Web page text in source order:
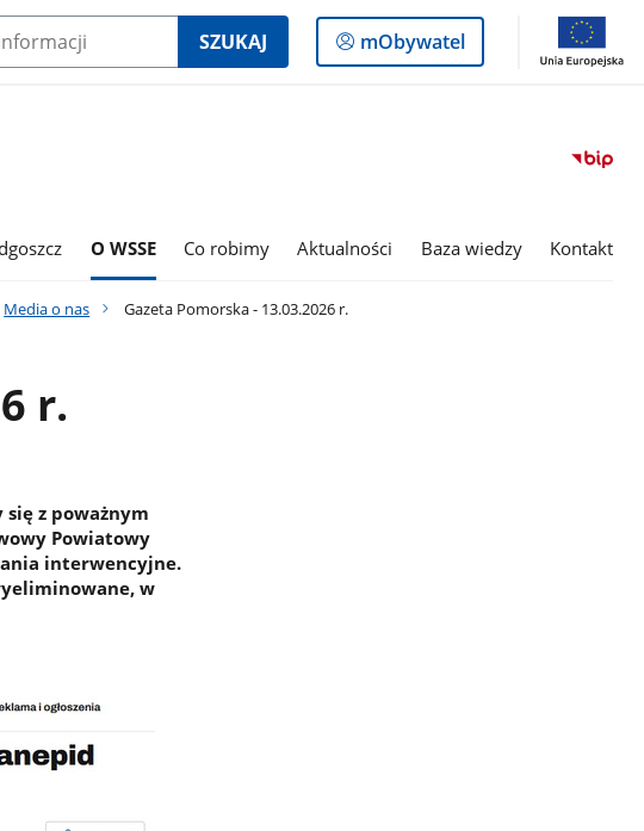
SZUKAJ
Logowanie
do
mObywatel
O WSSE Co robimy Aktualności Baza wiedzy Kontakt
Media o nas Gazeta Pomorska - 13.03.2026 r.
r.
się z poważnym
Powiatowy
interwencyjne.
w